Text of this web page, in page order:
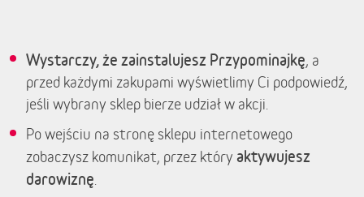
Wystarczy, że zainstalujesz Przypominajkę, a
przed każdymi zakupami wyświetlimy Ci podpowiedź,
jeśli wybrany sklep bierze udział w akcji.
Po wejściu na stronę sklepu internetowego
zobaczysz komunikat, przez który aktywujesz
darowiznę